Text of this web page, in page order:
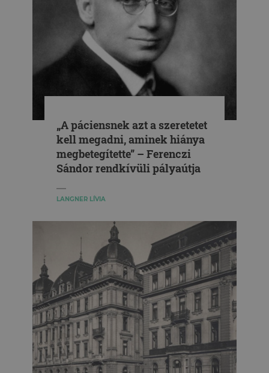
„A páciensnek azt a szeretetet
kell megadni, aminek hiánya
megbetegítette” – Ferenczi
Sándor rendkívüli pályaútja
LANGNER LÍVIA